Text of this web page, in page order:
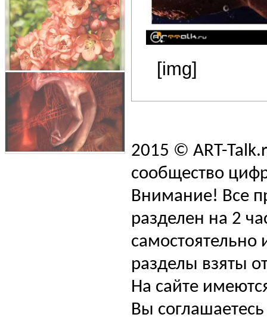
[img]
2015 © ART-
сообщество
Внимание! Все
разделен на 2
самостоятельно
разделы взяты
На сайте
Вы